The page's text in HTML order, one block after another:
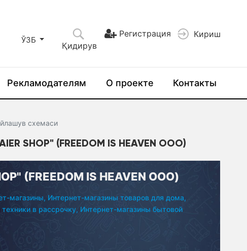
ЎЗБ
Қидирув
Регистрация Кириш
Рекламодателям О проекте Контакты
сxемаси
(FREEDOM IS HEAVEN ООО)
(FREEDOM IS HEAVEN ООО)
магазины, Интернет-магазины товаров для дома,
в рассрочку, Интернет-магазины бытовой